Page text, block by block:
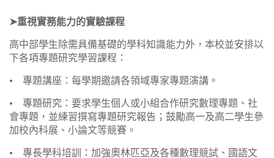
➤重視實務能力的實驗課程
高中部學生除需具備基礎的學科知識能力外，本校並安排以
下各項專題研究學習課程：
• 專題講座：每學期邀請各領域專家專題演講。
• 專題研究：要求學生個人或小組合作研究數理專題、社
會專題，並練習撰寫專題研究報告；鼓勵高一及高二學生參
加校內科展、小論文等競賽。
• 專長學科培訓：加強奧林匹亞及各種數理競試、國語文